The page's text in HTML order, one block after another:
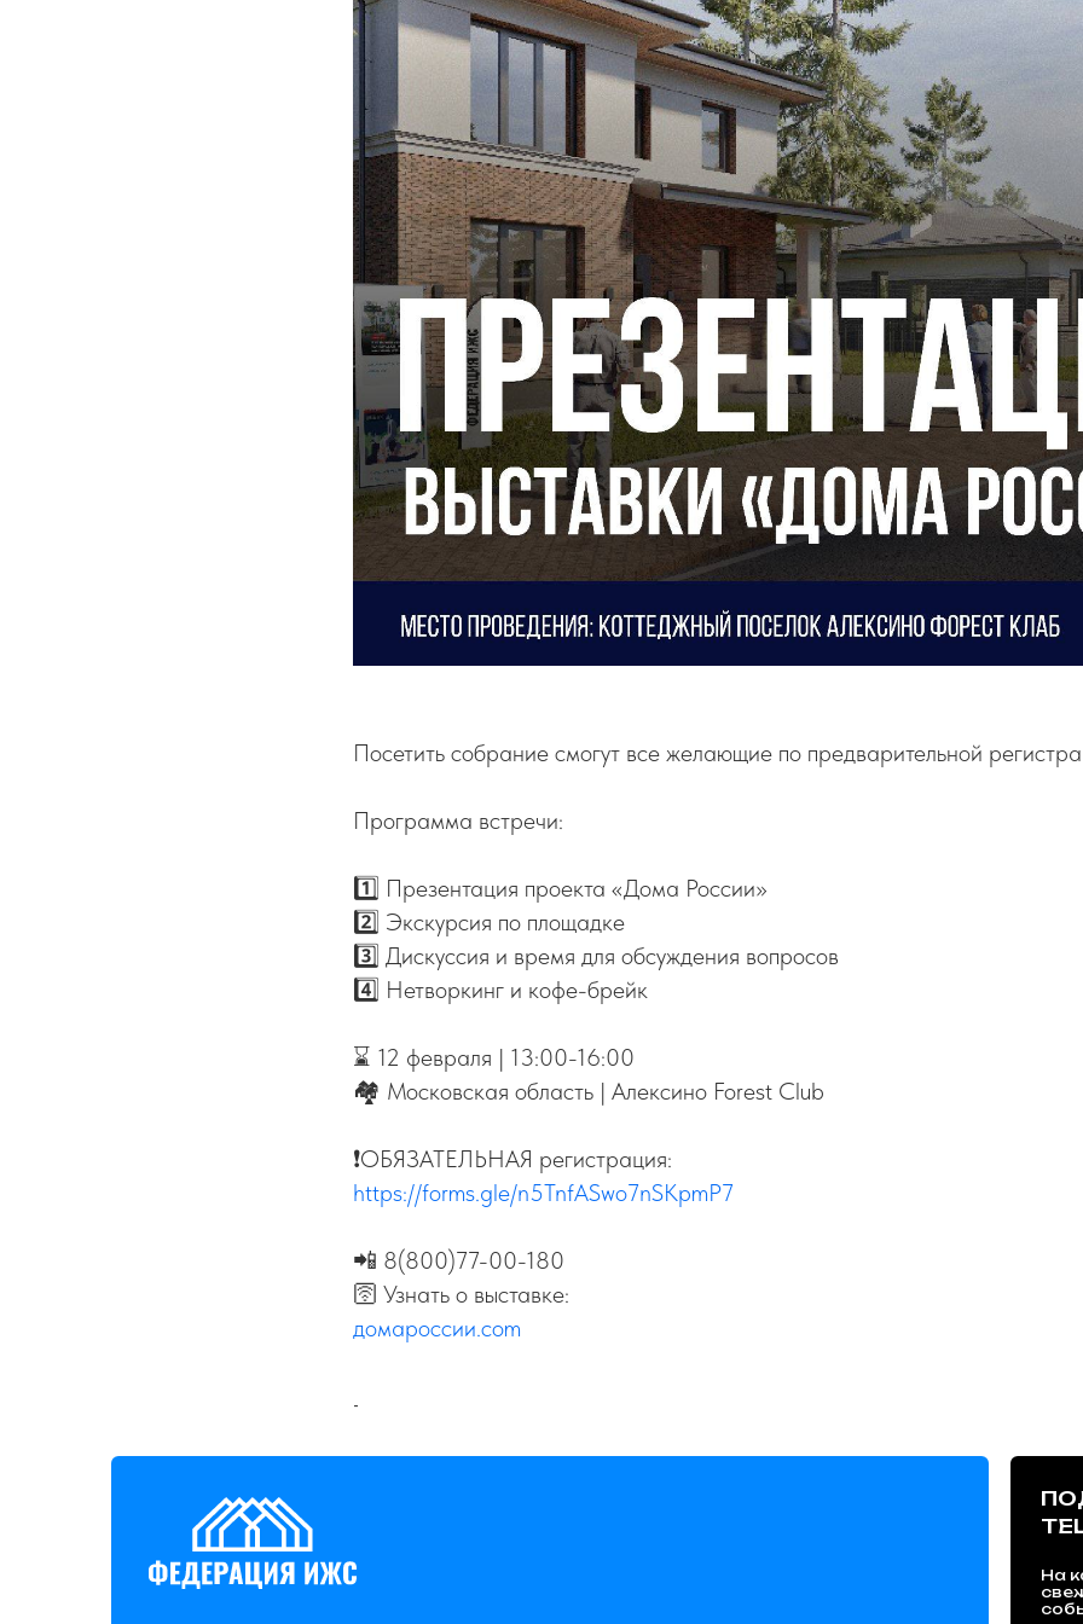
Посетить собрание смогут все желающие по предварительной
Программа встречи:
1️⃣ Презентация проекта «Дома России»
2️⃣ Экскурсия по площадке
3️⃣ Дискуссия и время для обсуждения вопросов
4️⃣ Нетворкинг и кофе-брейк
⌛️ 12 февраля | 13:00-16:00
🏘️ Московская область | Алексино Forest Club
❗️ОБЯЗАТЕЛЬНАЯ регистрация:
https://forms.gle/n5TnfASwo7nSKpmP7
📲 8(800)77-00-180
🛜 Узнать о выставке:
домароссии.com
-
На